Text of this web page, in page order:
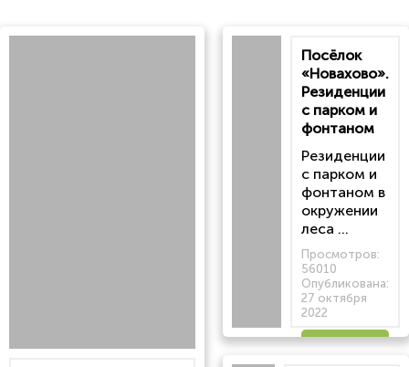
Посёлок
«Новахово».
Резиденции
с парком и
фонтаном
Резиденции
с парком и
фонтаном в
окружении
леса ...
Просмотров:
56010
Опубликована:
27 октября
2022